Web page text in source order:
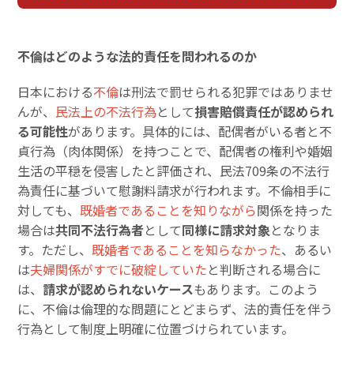
不倫はどのような法的責任を問われるのか
日本における不倫は刑法で罰せられる犯罪ではありませ
んが、 民法上の不法行為として損害賠償責任が認められ
る可能性があります。具体的には、配偶者がいる者と不
貞行為（肉体関係）を持つことで、配偶者の権利や婚姻
生活の平穏を侵害したと評価され、民法709条の不法行
為責任に基づいて慰謝料請求が行われます。不倫相手に
対しても、既婚者であることを知りながら関係を持った
場合は共同不法行為者として同様に請求対象となりま
す。ただし、既婚者であることを知らなかった、あるい
は夫婦関係がすでに破綻していたと判断される場合に
は、 請求が認められないケースもあります。このよう
に、不倫は倫理的な問題にとどまらず、法的責任を伴う
行為として制度上明確に位置づけられています。